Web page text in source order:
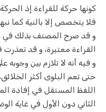
كونها حركة للقراءة إذ
فلا يتخصص إلا بالنية كما
و قد صرح المصنف بذلك في
القراءة معتبرة، و قد تعذرت
و فيه أنه لا تلازم بين
حتى تعم البلوى أكثر
اللفظ المستقل في إفادة
الثاني دون الأول في غاية